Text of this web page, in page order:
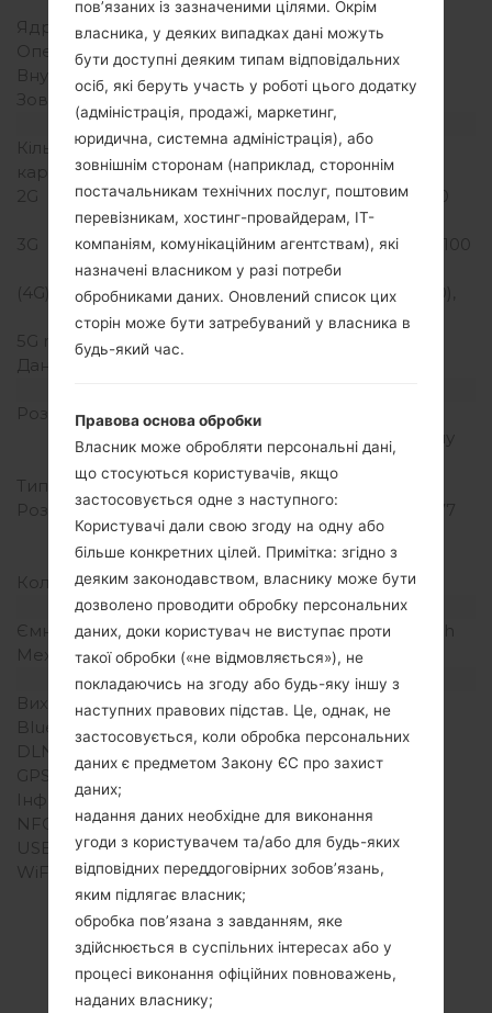
Ядра процесора
Чотирьохядерний
Оперативна память
2GB
Внутрішня память
16GB
Зовнішня память
microSD, до 32 GB
Мережа та дані
Кількість місць для сім
карт
2 Nani-SIM
2G
GSM 850/900/1800/1900
MHz
3G
HSDPA 850/900/1900/2100
MHz
(4G) LTE
LTE band 1(2100), 3(1800),
7(2600), 8(900), 20(800)
5G network
Дані
Розмір екрану
5.3 in (~70.9%
співвідношення екрану
до тіла)
Тип екрану
IPS LCD
Розширення екрану
720 x 1280 пікселів (~277
щільність пікселів на
дюйм)
Кольори екрану
16M кольорів
Акамулятор і клавіатура
Ємність акумулятора
Зємний Li-Ion 2300 mAh
Механічна клавіатура
-
Інтерфейси
Вихід для аудіо
3.5mm jack
Bluetooth
Версія 4.1, A2DP, LE
DLNA
Ні
GPS
Так, A-GPS, GLONASS
Інфрачервоний порт
NFC
Так
USB
microUSB 2.0
WiFi
Wi-Fi 802.11 a/b/g/n/ac,
hotspot
пов’язаних із зазначеними цілями. Окрім
власника, у деяких випадках дані можуть
бути доступні деяким типам відповідальних
осіб, які беруть участь у роботі цього додатку
(адміністрація, продажі, маркетинг,
юридична, системна адміністрація), або
зовнішнім сторонам (наприклад, стороннім
постачальникам технічних послуг, поштовим
перевізникам, хостинг-провайдерам, ІТ-
компаніям, комунікаційним агентствам), які
назначені власником у разі потреби
обробниками даних. Оновлений список цих
сторін може бути затребуваний у власника в
будь-який час.
Правова основа обробки
Власник може обробляти персональні дані,
що стосуються користувачів, якщо
застосовується одне з наступного:
Користувачі дали свою згоду на одну або
більше конкретних цілей. Примітка: згідно з
деяким законодавством, власнику може бути
дозволено проводити обробку персональних
даних, доки користувач не виступає проти
такої обробки («не відмовляється»), не
покладаючись на згоду або будь-яку іншу з
наступних правових підстав. Це, однак, не
застосовується, коли обробка персональних
даних є предметом Закону ЄС про захист
даних;
надання даних необхідне для виконання
угоди з користувачем та/або для будь-яких
відповідних переддоговірних зобов’язань,
яким підлягає власник;
обробка пов’язана з завданням, яке
здійснюється в суспільних інтересах або у
процесі виконання офіційних повноважень,
наданих власнику;